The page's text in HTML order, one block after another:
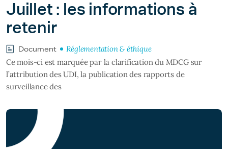
Juillet : les informations à
retenir
Document
Réglementation & éthique
Ce mois-ci est marquée par la clarification du MDCG sur
l’attribution des UDI, la publication des rapports de
surveillance des